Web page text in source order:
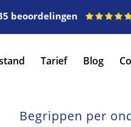
beoordelingen
Tarief Blog
Begrippen per